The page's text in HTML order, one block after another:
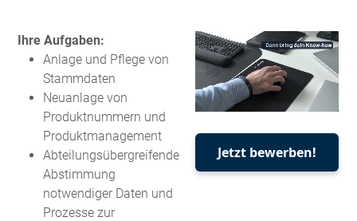
Ihre Aufgaben:
Anlage und Pflege von
Stammdaten
Neuanlage von
Produktnummern und
Produktmanagement
Abteilungsübergreifende
Abstimmung
notwendiger Daten und
Prozesse zur
Jetzt bewerben!